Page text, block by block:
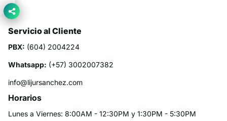
Servicio al Cliente
PBX: (604) 2004224
Whatsapp: (+57) 3002007382
info@lijursanchez.com
Horarios
Lunes a Viernes: 8:00AM - 12:30PM y 1:30PM - 5:30PM